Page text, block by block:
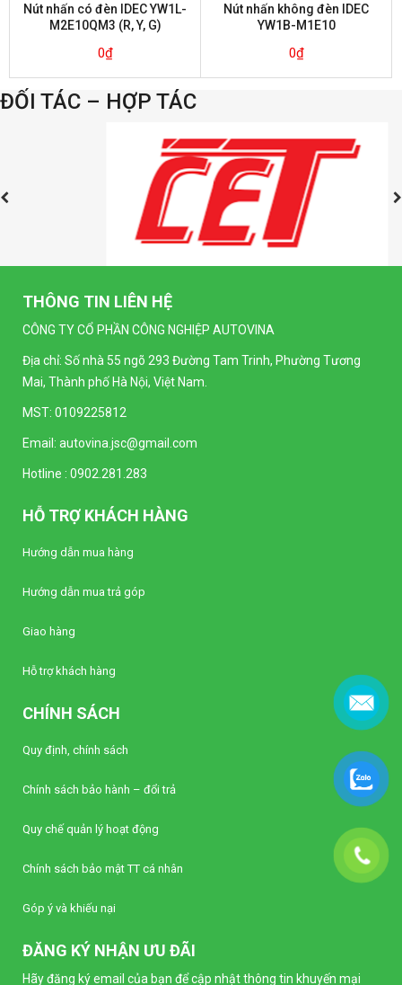
Nút nhấn có đèn IDEC YW1L-
M2E10QM3 (R, Y, G)
0₫
Nút nhấn không đèn IDEC
YW1B-M1E10
0₫
ĐỐI TÁC – HỢP TÁC
THÔNG TIN LIÊN HỆ
CÔNG TY CỔ PHẦN CÔNG NGHIỆP AUTOVINA
Địa chỉ: Số nhà 55 ngõ 293 Đường Tam Trinh, Phường Tương
Mai, Thành phố Hà Nội, Việt Nam.
MST: 0109225812
Email: autovina.jsc@gmail.com
Hotline : 0902.281.283
HỖ TRỢ KHÁCH HÀNG
Hướng dẫn mua hàng
Hướng dẫn mua trả góp
Giao hàng
Hỗ trợ khách hàng
CHÍNH SÁCH
Quy định, chính sách
Chính sách bảo hành – đổi trả
Quy chế quản lý hoạt động
Chính sách bảo mật TT cá nhân
Góp ý và khiếu nại
ĐĂNG KÝ NHẬN ƯU ĐÃI
Hãy đăng ký email của bạn để cập nhật thông tin khuyến mại